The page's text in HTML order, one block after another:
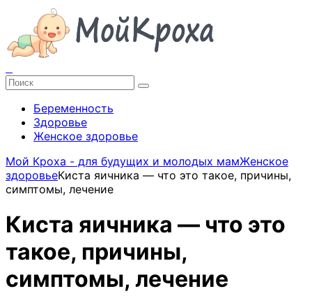
Беременность
Здоровье
Женское здоровье
Мой Кроха - для будущих и молодых мамЖенское
здоровьеКиста яичника — что это такое, причины,
симптомы, лечение
Киста яичника — что это
такое, причины,
симптомы, лечение